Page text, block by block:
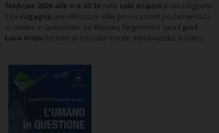
febbraio 2026 alle ore 20.30 nella sala Asquini in via Lisignana
15 a Fagagna una riflessione sulla provocazione postumanistica
«L’umano in questione». Ad illustrare l’argomento sarà il prof.
Luca Grion docente di Filosofia morale dell’Università di Udine.